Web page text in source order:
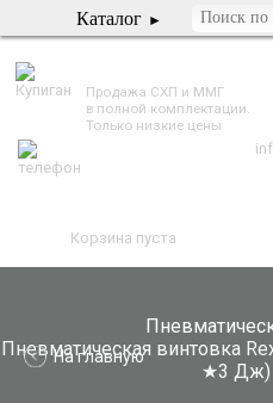
Каталог
Продажа СХП и ММГ
в полной комплектации.
Только низкие цены
Корзина пуста
Пневматическая винтовка
★3 Дж)
На главную